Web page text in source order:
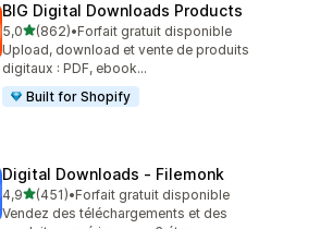
BIG Digital Downloads Products
5,0étoile(s) sur 5
(862)
862 avis au total
•Forfait gratuit disponible
Upload, download et vente de produits
digitaux : PDF, ebook...
Built for Shopify
Digital Downloads ‑ Filemonk
4,9étoile(s) sur 5
(451)
451 avis au total
•Forfait gratuit disponible
Vendez des téléchargements et des